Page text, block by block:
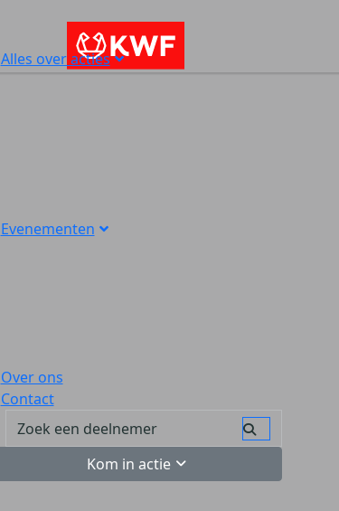
Alles over acties
Evenementen
Over ons
Contact
Kom in actie